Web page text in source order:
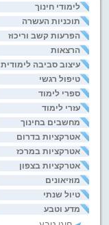
לימודי חינוך
תוכניות העשרה
הפרעות קשב וריכוז
הרצאות
עיצוב סביבה לימודית
טיפול רגשי
ספרי לימוד
עזרי לימוד
מחשבים בחינוך
אטרקציות בדרום
אטרקציות במרכז
אטרקציות בצפון
מוזיאונים
טיול שנתי
מדע וטבע